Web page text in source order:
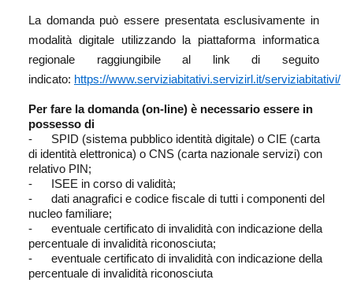
La domanda può essere presentata esclusivamente in
modalità digitale utilizzando la piattaforma informatica
regionale raggiungibile al link di seguito
indicato: https://www.serviziabitativi.servizirl.it/serviziabitativi/
Per fare la domanda (on-line) è necessario essere in
possesso di
- SPID (sistema pubblico identità digitale) o CIE (carta
di identità elettronica) o CNS (carta nazionale servizi) con
relativo PIN;
- ISEE in corso di validità;
- dati anagrafici e codice fiscale di tutti i componenti del
nucleo familiare;
- eventuale certificato di invalidità con indicazione della
percentuale di invalidità riconosciuta;
- eventuale certificato di invalidità con indicazione della
percentuale di invalidità riconosciuta